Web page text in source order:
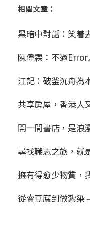
相關文章：
黑暗中對話：笑着
陳偉霖：不過
江記：破釜沉舟為
共享房屋，香港人
開一間書店，是浪
尋找職志之旅，就
擁有得愈少物質，
從賣豆腐到做紮染